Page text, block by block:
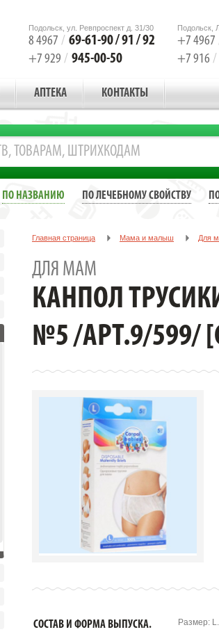
Подольск, ул. Ревпроспект д. 31/30
8 4967 / 69-61-90 / 91 / 92
+7 929 / 945-00-50
Подольск,
+7 4967
+7 916 /
АПТЕКА КОНТАКТЫ
ПО НАЗВАНИЮ ПО ЛЕЧЕБНОМУ СВОЙСТВУ
Главная страница Мама и малыш Для
ДЛЯ МАМ
КАНПОЛ
№5 /АРТ.9/599/
СОСТАВ И ФОРМА ВЫПУСКА. Размер: